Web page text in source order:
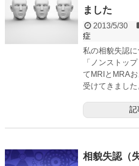
ました
2013/5/30
症
私の相貌失認
「ノンストッ
てMRIとMRA
受けてきました
記
相貌失認（